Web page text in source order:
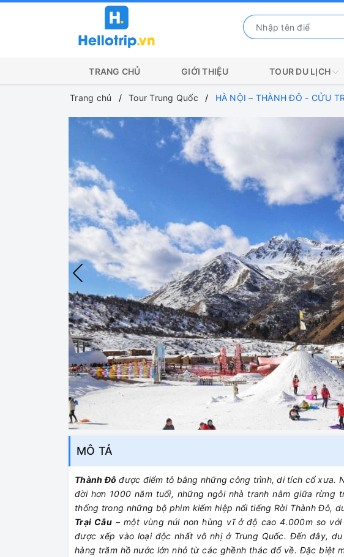
TRANG CHỦ GIỚI THIỆU TOUR DU LỊCH
Trang chủ Tour Trung Quốc HÀ NỘI – THÀNH ĐÔ - CỬU
MÔ TẢ
Thành Đô được điểm tô bằng những công trình, di tích cổ xưa.
đời hơn 1000 năm tuổi, những ngôi nhà tranh nằm giữa
thống trong những bộ phim kiếm hiệp nổi tiếng Rời Thành Đô,
Trại Câu– một vùng núi non hùng vĩ ở độ cao 4.000m so
được xếp vào loại độc nhất vô nhị ở Trung Quốc. Đến đây,
hàng trăm hồ nước lớn nhỏ từ các ghềnh thác đổ về. Đặc biệt